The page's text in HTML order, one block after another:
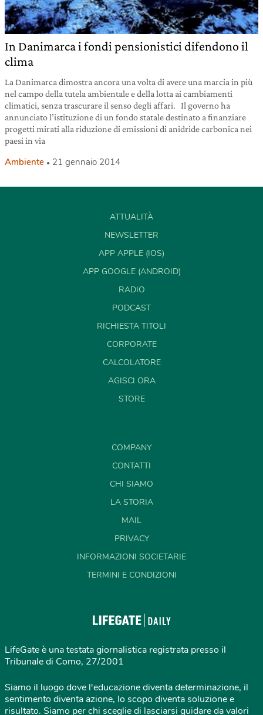
In Danimarca i fondi pensionistici difendono il
clima
La Danimarca dimostra ancora una volta di avere una marcia in più
nel campo della tutela ambientale e della lotta ai cambiamenti
climatici, senza trascurare il senso degli affari. Il governo ha
annunciato l’istituzione di un fondo statale destinato a finanziare
progetti mirati alla riduzione di emissioni di anidride carbonica nei
paesi in via
Ambiente 21 gennaio 2014
ATTUALITÀ
NEWSLETTER
APP APPLE (IOS)
APP GOOGLE (ANDROID)
RADIO
PODCAST
RICHIESTA TITOLI
CORPORATE
CALCOLATORE
AGISCI ORA
STORE
COMPANY
CONTATTI
CHI SIAMO
LA STORIA
MAIL
PRIVACY
INFORMAZIONI SOCIETARIE
TERMINI E CONDIZIONI
LifeGate è una testata giornalistica registrata presso il
Tribunale di Como, 27/2001
Siamo il luogo dove l'educazione diventa determinazione, il
sentimento diventa azione, lo scopo diventa soluzione e
risultato. Siamo per chi sceglie di lasciarsi guidare da valori